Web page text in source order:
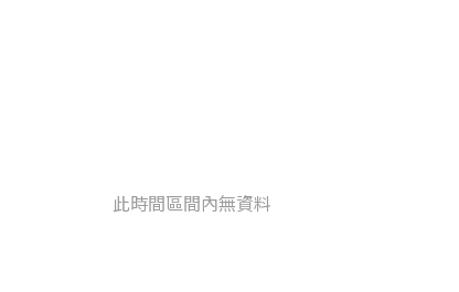
此時間區間內無資料